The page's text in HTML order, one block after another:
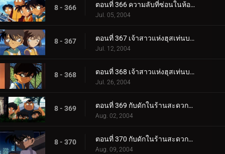
8 - 366 ตอนที่ 366 ความลับที่ซ่อนในห้องสุขา (ตอนจบ)
Jul. 05, 2004
8 - 367 ตอนที่ 367 เจ้าสาวแห่งฮุสเท่นบอสช์ (ตอนพิเศษ ตอนแรก)
Jul. 12, 2004
8 - 368 ตอนที่ 368 เจ้าสาวแห่งฮุสเท่นบอสช์ (ตอนพิเศษ ตอนจบ)
Jul. 26, 2004
8 - 369 ตอนที่ 369 กับดักในร้านสะดวกซื้อ (ตอนแรก)
Aug. 02, 2004
8 - 370 ตอนที่ 370 กับดักในร้านสะดวกซื้อ (ตอนจบ)
Aug. 09, 2004